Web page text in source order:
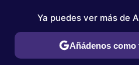
IPHONE TUTORIALES
Ya puedes ver más de
Añádenos